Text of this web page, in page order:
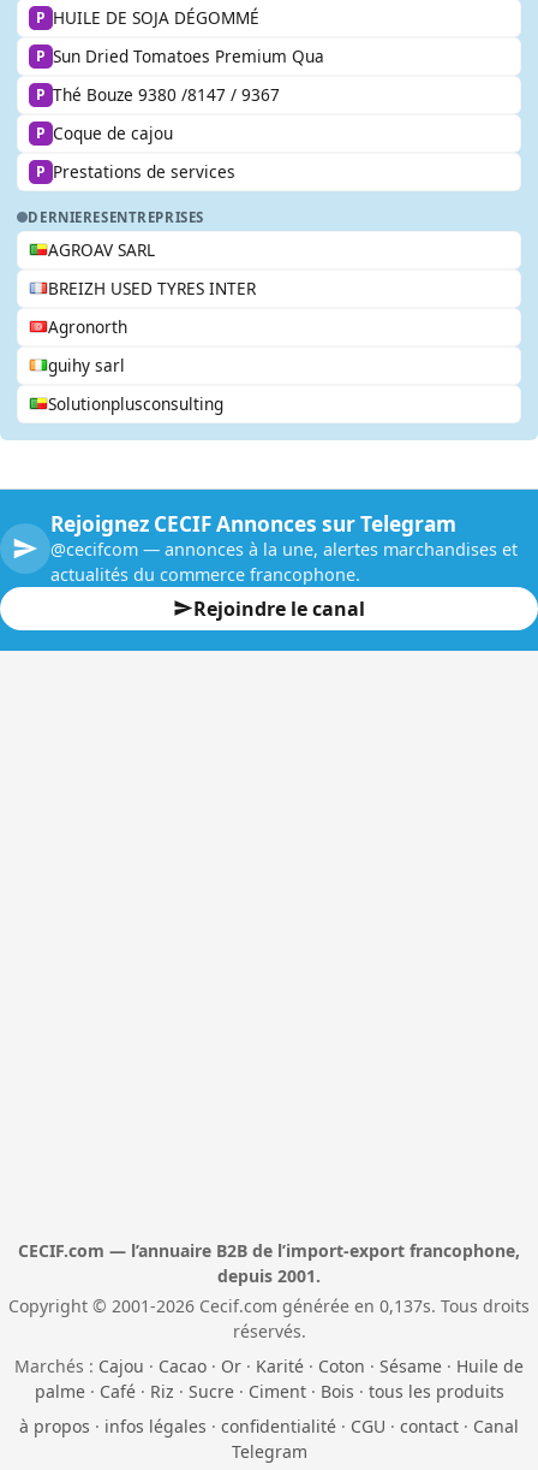
P HUILE DE SOJA DÉGOMMÉ
P Sun Dried Tomatoes Premium Qua
P Thé Bouze 9380 /8147 / 9367
P Coque de cajou
P Prestations de services
DERNIERESENTREPRISES
AGROAV SARL
BREIZH USED TYRES INTER
Agronorth
guihy sarl
Solutionplusconsulting
Rejoignez CECIF Annonces sur Telegram
@cecifcom — annonces à la une, alertes marchandises et
actualités du commerce francophone.
Rejoindre le canal
CECIF.com — l’annuaire B2B de l’import-export francophone,
depuis 2001.
Copyright © 2001-2026 Cecif.com générée en 0,137s. Tous droits
réservés.
Marchés : Cajou · Cacao · Or · Karité · Coton · Sésame · Huile de
palme· Café· Riz · Sucre· Ciment· Bois · tous les produits
à propos · infos légales · confidentialité · CGU · contact · Canal
Telegram